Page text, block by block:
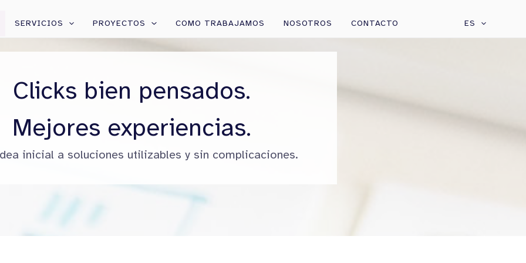
SERVICIOS PROYECTOS COMO TRABAJAMOS NOSOTROS CONTACTO ES
Clicks bien pensados.
Mejores experiencias.
inicial a soluciones utilizables y sin complicaciones.